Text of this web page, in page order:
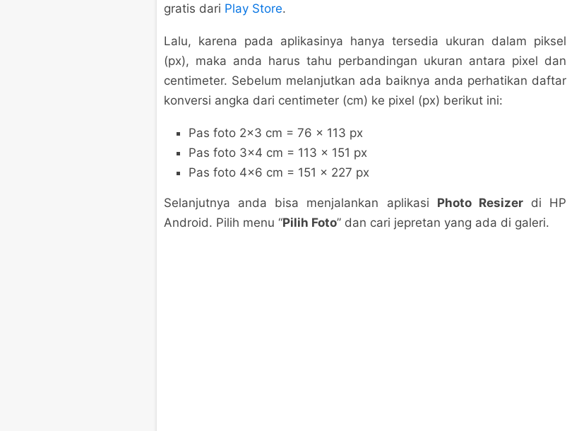
gratis dari Play Store.
Lalu, karena pada aplikasinya hanya tersedia ukuran dalam piksel
(px), maka anda harus tahu perbandingan ukuran antara pixel dan
centimeter. Sebelum melanjutkan ada baiknya anda perhatikan daftar
konversi angka dari centimeter (cm) ke pixel (px) berikut ini:
Pas foto 2×3 cm = 76 x 113 px
Pas foto 3×4 cm = 113 x 151 px
Pas foto 4×6 cm = 151 x 227 px
Selanjutnya anda bisa menjalankan aplikasi Photo Resizerdi HP
Android. Pilih menu “Pilih Foto” dan cari jepretan yang ada di galeri.